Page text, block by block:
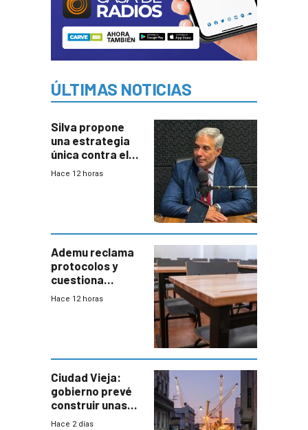
ÚLTIMAS NOTICIAS
Silva propone
una estrategia
única contra el
narcotráfico y
Hace 12 horas
Ademu reclama
protocolos y
cuestiona
demora de
Hace 12 horas
Ciudad Vieja:
gobierno prevé
construir unas
mil viviendas en
Hace 2 días